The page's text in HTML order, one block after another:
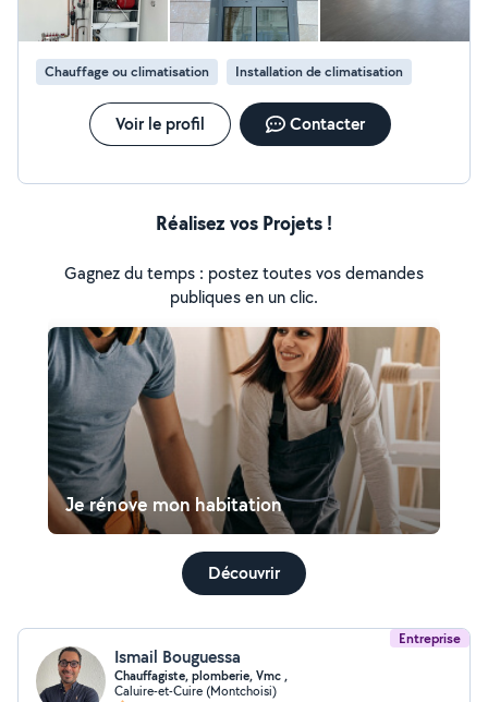
Chauffage ou climatisation Installation de climatisation
Voir le profil Contacter
Réalisez vos Projets !
Gagnez du temps : postez toutes vos demandes
publiques en un clic.
Je rénove mon habitation
Découvrir
Entreprise
Ismail Bouguessa
Chauffagiste, plomberie, Vmc ,
Caluire-et-Cuire (Montchoisi)